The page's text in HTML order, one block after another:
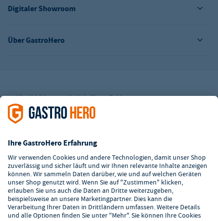
Über GastroHero
Digitaler Showroom
Alle Abbildungen ähnlich. Einige Zahlungsarten
könnenZusatzkostenverursachen.
² Unverbindl. Preisempfehlung des Herstellers
i.H.v. 7,90€ (zzgl. Mwst.)
**Die Tiefpreisgarantie ist nicht mit anderen Aktionen oder
Rabatten kombinierbar.